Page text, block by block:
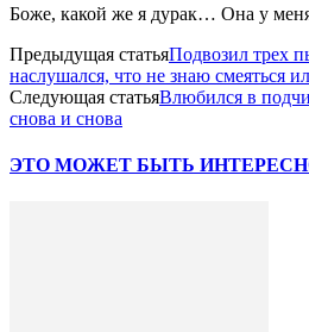
Боже, какой же я дурак… Она у
Предыдущая статьяПодвозил трех
наслушался, что не знаю смеяться
Следующая статьяВлюбился в
снова и снова
ЭТО МОЖЕТ БЫТЬ